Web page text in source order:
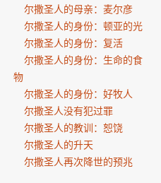
尔撒圣人的母亲：麦尔彦
尔撒圣人的身份：顿亚的光
尔撒圣人的身份：复活
尔撒圣人的身份：生命的食
物
尔撒圣人的身份：好牧人
尔撒圣人没有犯过罪
尔撒圣人的教训：恕饶
尔撒圣人的升天
尔撒圣人再次降世的预兆